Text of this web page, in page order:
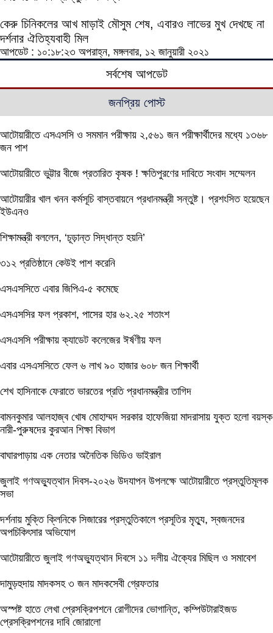
কেরু চিনিকলের আখ মাড়াই মৌসুম শেষ, এবারও লাভের মুখ দেখছে না
দর্শনার ঐতিহ্যবাহী মিল
আপডেট : ১০:১৮:২৩ অপরাহ্ন, মঙ্গলবার, ১২ জানুয়ারী ২০২১
সর্বশেষ আপডেট
জনপ্রিয় পোস্ট
আটোয়ারীতে এসএসসি ও সমমান পরীক্ষায় ২,৫৬১ জন পরীক্ষার্থীদের মধ্যে ১৩৬৮
জন পাশ
আটোয়ারীতে ভুট্টার বীজে প্রতারিত কৃষক ! ক্ষতিপুরণের দাবিতে সংবাদ সম্মেলন
আটোয়ারীর খাল খনন কর্মসূচি বাস্তবায়নে প্রধানমন্ত্রী সন্তুষ্ট। প্রশংসিত হয়েছেন
ইউএনও
শিক্ষামন্ত্রী বললেন, ‘চূড়ান্ত সিদ্ধান্ত হয়নি’
৩১২ প্রতিষ্ঠানে কেউই পাশ করেনি
এসএসসিতে এবার জিপিএ-৫ কমেছে
এসএসসির ফল প্রকাশ, পাসের হার ৬২.২৫ শতাংশ
এসএসসি পরীক্ষায় ক্যাডেট কলেজের ঈর্ষণীয় ফল
এবার এসএসসিতে ফেল ৬ লাখ ৯০ হাজার ৬০৮ জন শিক্ষার্থী
শেখ হাসিনাকে ফেরাতে ভারতের প্রতি প্রধানমন্ত্রীর তাগিদ
বামনকুমার আলহাজ্ব খোষ মোহাম্মদ সরকার হাফেজিয়া মাদরাসায় যুক্ত হলো বয়স্ক
নারী-পুরুষদের কুরআন শিক্ষা বিভাগ
বাঘারপাড়ায় এক নেতার অনৈতিক ভিডিও ভাইরাল
জুলাই গণঅভ্যুত্থান দিবস-২০২৬ উদযাপন উপলক্ষে আটোয়ারীতে প্রস্তুতিমূলক
সভা
দর্শনায় মুক্তি ক্লিনিকে সিজারের প্রস্তুতিকালে প্রসূতির মৃত্যু, স্বজনদের
অপচিকিৎসার অভিযোগ
আটোয়ারীতে জুলাই গণঅভ্যুত্থান দিবসে ১১ দলীয় ঐক্যের মিছিল ও সমাবেশ
দামুড়হুদায় মাদকসহ ৩ জন মাদকসেবী গ্রেফতার
অস্পষ্ট হাতে লেখা প্রেসক্রিপশনে রোগীদের ভোগান্তি, কম্পিউটারাইজড
প্রেসক্রিপশনের দাবি জোরালো